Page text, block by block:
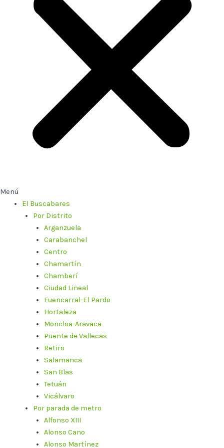
Menú
El Buscabares
Por Distrito
Arganzuela
Carabanchel
Centro
Chamartín
Chamberí
Ciudad Lineal
Fuencarral-El Pardo
Hortaleza
Moncloa-Aravaca
Puente de Vallecas
Retiro
Salamanca
San Blas
Tetuán
Vicálvaro
Por parada de metro
Alfonso XIII
Alonso Cano
Alonso Martínez